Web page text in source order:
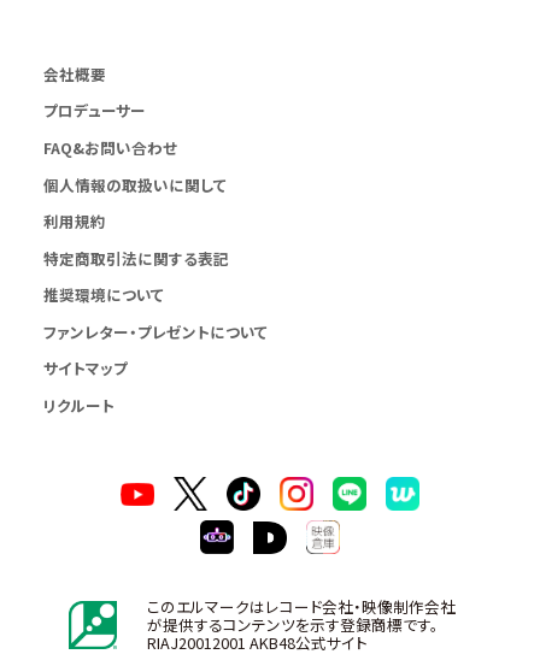
会社概要
プロデューサー
FAQ&お問い合わせ
個人情報の取扱いに関して
利用規約
特定商取引法に関する表記
推奨環境について
ファンレター・プレゼントについて
サイトマップ
リクルート
このエルマークはレコード会社・映像制作会社
が提供するコンテンツを示す登録商標です。
RIAJ20012001 AKB48公式サイト